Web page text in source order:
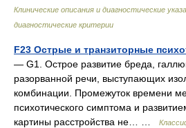
Клинические описания и диагностические
диагностические критерии
F23 Острые и транзиторные
— G1. Острое развитие бреда,
разорванной речи, выступающих
комбинации. Промежуток времени
психотического симптома и
картины расстройства не… …